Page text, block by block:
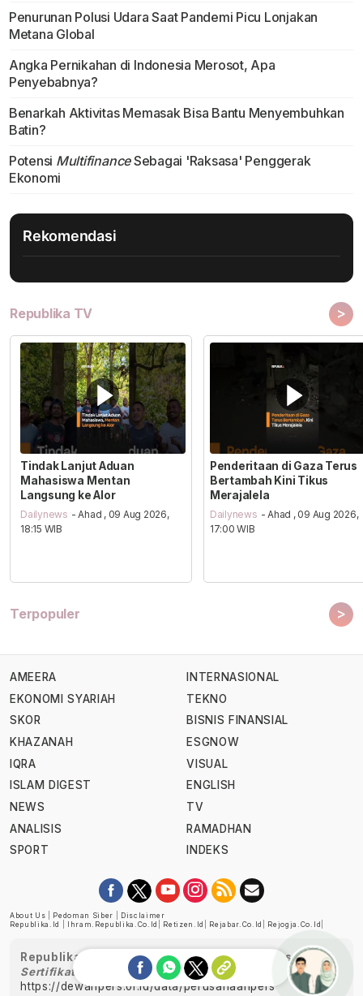
Penurunan Polusi Udara Saat Pandemi Picu Lonjakan
Metana Global
Angka Pernikahan di Indonesia Merosot, Apa
Penyebabnya?
Benarkah Aktivitas Memasak Bisa Bantu Menyembuhkan
Batin?
Potensi MultifinanceSebagai 'Raksasa' Penggerak
Ekonomi
Rekomendasi
Republika TV >
Tindak Lanjut Aduan
Mahasiswa Mentan
Langsung ke Alor
Dailynews - Ahad , 09 Aug 2026,
18:15 WIB
Penderitaan di Gaza Terus
Bertambah Kini Tikus
Merajalela
Dailynews - Ahad , 09 Aug 2026,
17:00 WIB
Terpopuler >
AMEERA
EKONOMI SYARIAH
SKOR
KHAZANAH
IQRA
ISLAM DIGEST
NEWS
ANALISIS
SPORT
INTERNASIONAL
TEKNO
BISNIS FINANSIAL
ESGNOW
VISUAL
ENGLISH
TV
RAMADHAN
INDEKS
About Us Pedoman Siber
Disclaimer
Republika.id
Ihram.republika.co.id Retizen.id Rejabar.co.id Rejogja.co.id
Republika telah diverifikasi oleh Dewan Pers
Sertifikat Nomor 1058/DP-Verifikasi/K/XII/2022
https://dewanpers.or.id/data/perusahaanpers